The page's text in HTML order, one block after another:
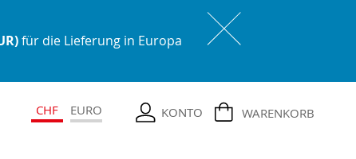
für die Lieferung in Europa
WARENKORB
KONTO
CHF EURO